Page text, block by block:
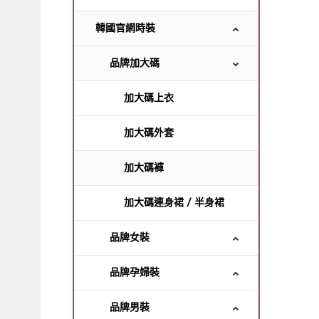
韓國官網時裝
品牌加大碼
加大碼上衣
加大碼外套
加大碼褲
加大碼連身裙 / 半身裙
品牌女裝
品牌孕婦裝
品牌男裝